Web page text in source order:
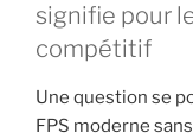
signifie pour
compétitif
Une question se
FPS moderne